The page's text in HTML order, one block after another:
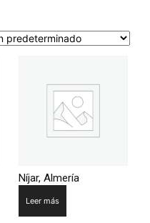
Níjar, Almería
Leer más